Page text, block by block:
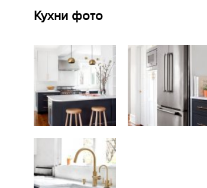
Кухни фото